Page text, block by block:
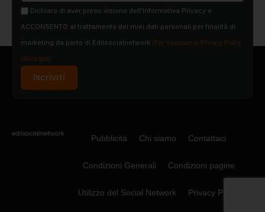
Dichiaro di aver preso visione dell'Informativa Privacy e
ACCONSENTO al trattamento dei miei dati personali per finalità di
marketing da parte di Edilsocialnetwork (Per visionare la Privacy Policy
clicca qui).
Iscriviti
Pubblicità Chi siamo Contattaci
Condizioni Generali Condizioni pagine
Utilizzo del Social Network Privacy Policy